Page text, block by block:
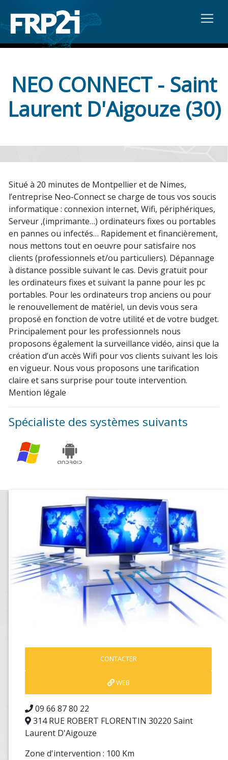
NEO CONNECT - Saint
Laurent D'Aigouze (30)
Situé à 20 minutes de Montpellier et de Nimes,
l’entreprise Neo-Connect se charge de tous vos soucis
informatique : connexion internet, Wifi, périphériques,
Serveur ,(imprimante…) ordinateurs fixes ou portables
en pannes ou infectés… Rapidement et financièrement,
nous mettons tout en oeuvre pour satisfaire nos
clients (professionnels et/ou particuliers). Dépannage
à distance possible suivant le cas. Devis gratuit pour
les ordinateurs fixes et suivant la panne pour les pc
portables. Pour les ordinateurs trop anciens ou pour
le renouvellement de matériel, un devis vous sera
proposé en fonction de votre utilité et de votre budget.
Principalement pour les professionnels nous
proposons également la surveillance vidéo, ainsi que la
création d’un accès Wifi pour vos clients suivant les lois
en vigueur. Nous vous proposons une tarification
claire et sans surprise pour toute intervention.
Mention légale
Spécialiste des systèmes suivants
CONTACTER
WEB
09 66 87 80 22
314 RUE ROBERT FLORENTIN 30220 Saint
Laurent D'Aigouze
Zone d'intervention : 100 Km